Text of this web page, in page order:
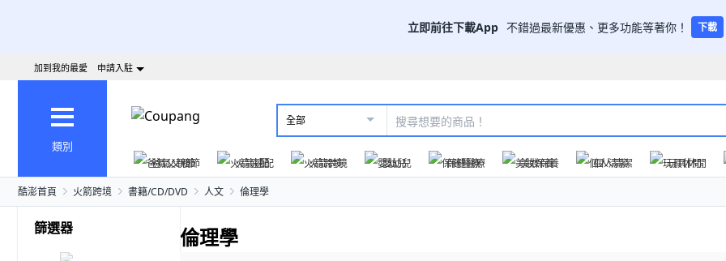
立即前往下載App 不錯過最新優惠、更多功能等著你！ 下載
加到我的最愛 申請入駐
類別
全部
爸氣父親節 火箭速配 火箭跨境 嬰幼兒 保健醫療 美妝保養 個人清潔 玩具休閒
酷澎首頁 火箭跨境 書籍/CD/DVD 人文 倫理學
篩選器 倫理學